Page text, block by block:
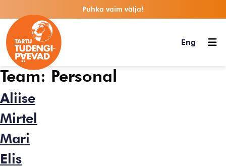
Puhka vaim välja!
Eng
Team: Personal
Aliise
Mirtel
Mari
Elis